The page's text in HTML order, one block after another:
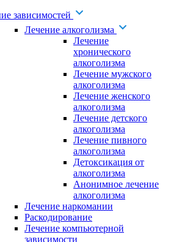
зависимостей
Лечение алкоголизма
Лечение
хронического
алкоголизма
Лечение мужского
алкоголизма
Лечение женского
алкоголизма
Лечение детского
алкоголизма
Лечение пивного
алкоголизма
Детоксикация от
алкоголизма
Анонимное лечение
алкоголизма
Лечение наркомании
Раскодирование
Лечение компьютерной
зависимости